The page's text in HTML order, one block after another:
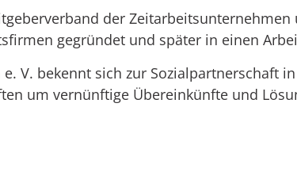
der
gegründet und später in einen
V. bekennt sich zur Sozialpartnerschaft
um vernünftige Übereinkünfte und